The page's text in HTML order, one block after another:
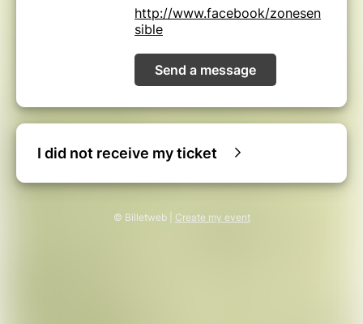
http://www.facebook/zonesen
sible
Send a message
I did not receive my ticket
© Billetweb | Create my event